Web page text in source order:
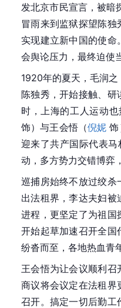
发北京市民宣言，被暗
冒雨来到监狱探望陈
实现建立新中国的使
会舆论压力，最终迫使
1920年的夏天，毛润之
陈独秀，开始接触、研
时，上海的工人运动
饰）与王会悟（倪妮 饰
迎来了共产国际代表
动，多方势力交错博弈
巡捕房始终不放过绞杀
出法租界，李达夫妇
进程，更坚定了为祖
开始起草加速召开全国
纷沓而至，各地热血青
王会悟为让会议顺利
商议将会议定在法租界
召开。搞定一切后勤工